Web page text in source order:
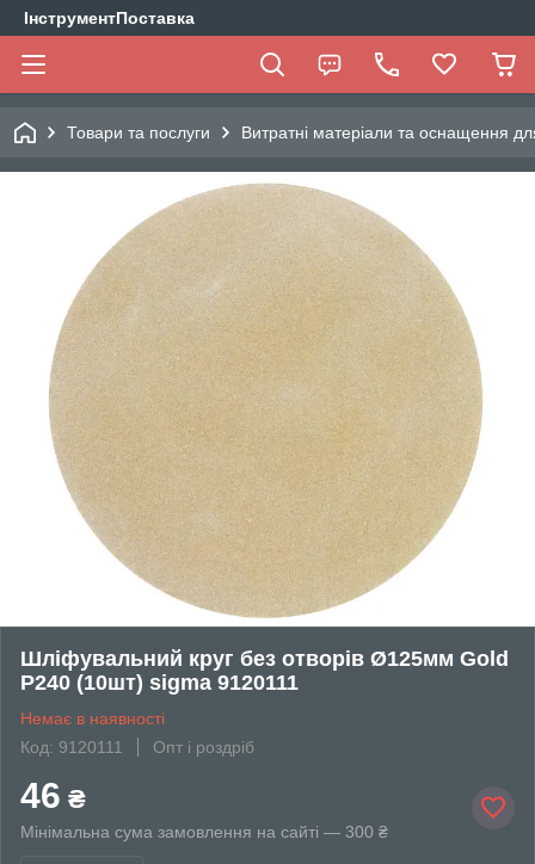
ІнструментПоставка
Товари та послуги Витратні матеріали та оснащення
Шліфувальний круг без отворів Ø125мм Gold
P240 (10шт) sigma 9120111
Немає в наявності
Код: 9120111
Опт і роздріб
46 ₴
Мінімальна сума замовлення на сайті — 300 ₴